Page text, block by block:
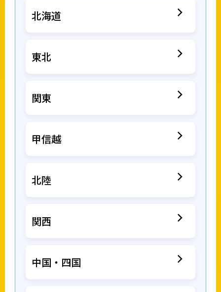
北海道
東北
関東
甲信越
北陸
関西
中国・四国